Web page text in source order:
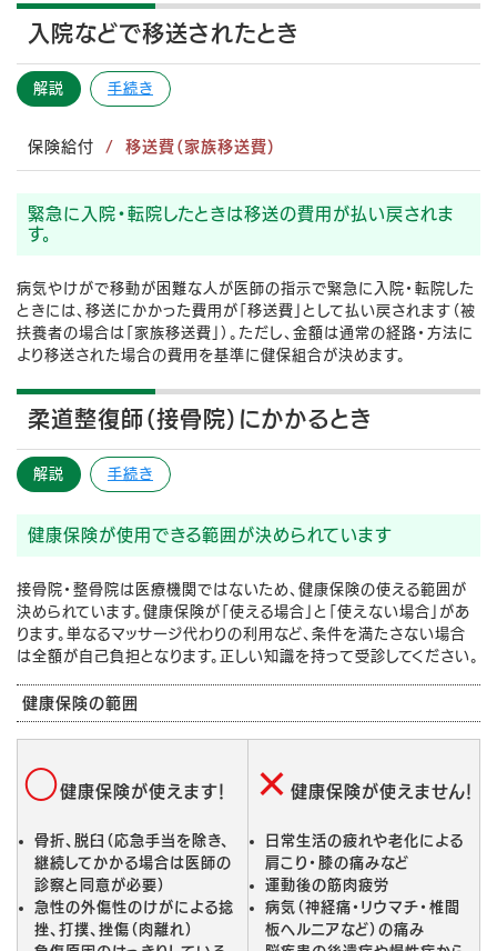
入院などで移送されたとき
解説 手続き
保険給付 移送費（家族移送費）
緊急に入院・転院したときは移送の費用が払い戻されま
す。
病気やけがで移動が困難な人が医師の指示で緊急に入院・転院した
ときには、移送にかかった費用が「移送費」として払い戻されます（被
扶養者の場合は「家族移送費」）。ただし、金額は通常の経路・方法に
より移送された場合の費用を基準に健保組合が決めます。
柔道整復師（接骨院）にかかるとき
解説 手続き
健康保険が使用できる範囲が決められています
接骨院・整骨院は医療機関ではないため、健康保険の使える範囲が
決められています。健康保険が「使える場合」と「使えない場合」があ
ります。単なるマッサージ代わりの利用など、条件を満たさない場合
は全額が自己負担となります。正しい知識を持って受診してください。
健康保険の範囲
○健康保険が使えます！
骨折、脱臼（応急手当を除き、
継続してかかる場合は医師の
診察と同意が必要）
急性の外傷性のけがによる捻
挫、打撲、挫傷（肉離れ）
× 健康保険が使えません！
日常生活の疲れや老化による
肩こり・膝の痛みなど
運動後の筋肉疲労
病気（神経痛・リウマチ・椎間
板ヘルニアなど）の痛み